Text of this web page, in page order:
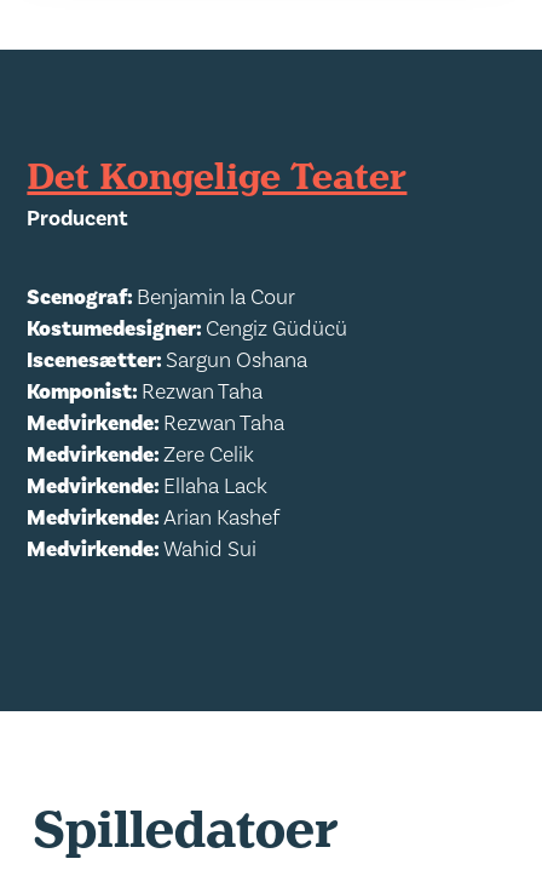
Det Kongelige Teater
Producent
Scenograf: Benjamin la Cour
Kostumedesigner: Cengiz Güdücü
Iscenesætter:Sargun Oshana
Komponist: Rezwan Taha
Medvirkende: Rezwan Taha
Medvirkende:Zere Celik
Medvirkende: Ellaha Lack
Medvirkende:Arian Kashef
Medvirkende:Wahid Sui
Spilledatoer